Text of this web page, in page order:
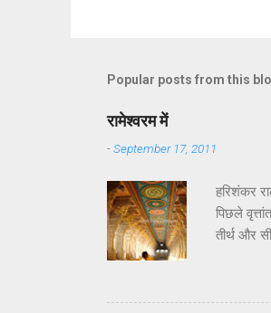
Popular posts from this
रामेश्वरम में
-September 17, 2011
हरिशंकर
पिछले
तीर्थ और
सेतु को
और